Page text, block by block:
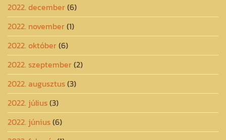
2022. december(6)
2022. november(1)
2022. október(6)
2022. szeptember(2)
2022. augusztus(3)
2022. július(3)
2022. június(6)